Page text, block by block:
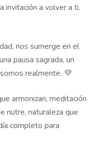
invitación a volver a ti.
nos sumerge en el
pausa sagrada, un
realmente. 💜
armonizan, meditación
nutre, naturaleza que
completo para